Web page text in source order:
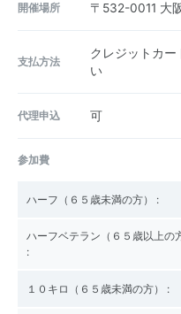
開催場所 〒532-0011 大
支払方法
クレジットカ
い
代理申込 可
参加費
ハーフ（６５歳未満の方） :
ハーフベテラン（６５歳以上の
:
１０キロ（６５歳未満の方） :